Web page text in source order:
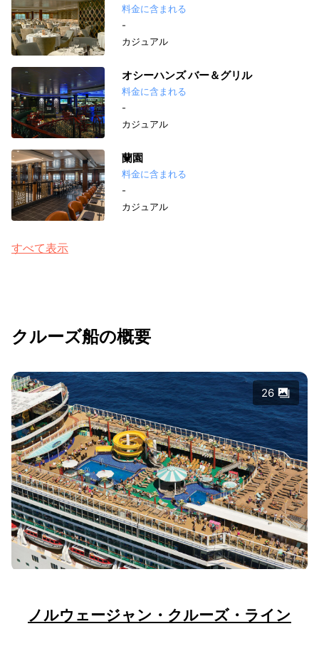
料金に含まれる
-
カジュアル
オシーハンズ バー＆グリル
料金に含まれる
-
カジュアル
蘭園
料金に含まれる
-
カジュアル
すべて表示
クルーズ船の概要
26
ノルウェージャン・クルーズ・ライン